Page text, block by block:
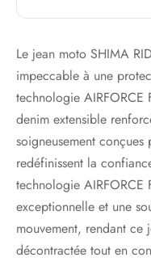
Le jean moto SHIMA
impeccable à une
technologie AIRFORCE
denim extensible
soigneusement
redéfinissent la
technologie AIRFORCE
exceptionnelle et une
mouvement, rendant ce
décontractée tout en